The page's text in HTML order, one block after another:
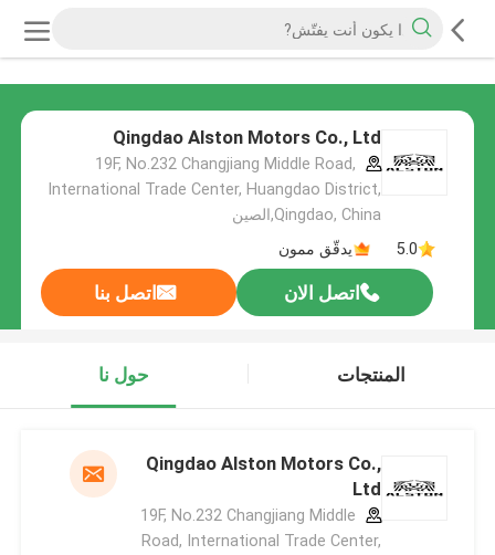
Qingdao Alston Motors Co., Ltd
19F, No.232 Changjiang Middle Road,
International Trade Center, Huangdao District,
Qingdao, China,الصين
5.0
يدقّق ممون
اتصل الان اتصل بنا
المنتجات حول نا
Qingdao Alston Motors Co.,
Ltd
19F, No.232 Changjiang Middle
Road, International Trade Center,